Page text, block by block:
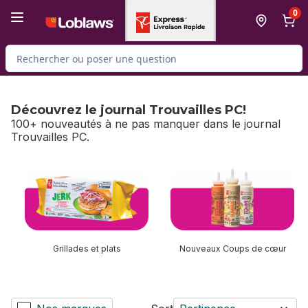
0
Rechercher des produits
Découvrez le journal Trouvailles PC!
100+ nouveautés à ne pas manquer dans le journal
Trouvailles PC.
sauter Découvrez le journal Trouvailles PC!
Grillades et plats Nouveaux Coups de cœur